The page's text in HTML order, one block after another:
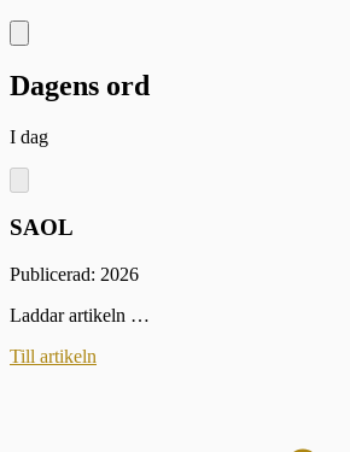
Dagens ord
I dag
SAOL
Publicerad: 2026
Laddar artikeln …
Till artikeln